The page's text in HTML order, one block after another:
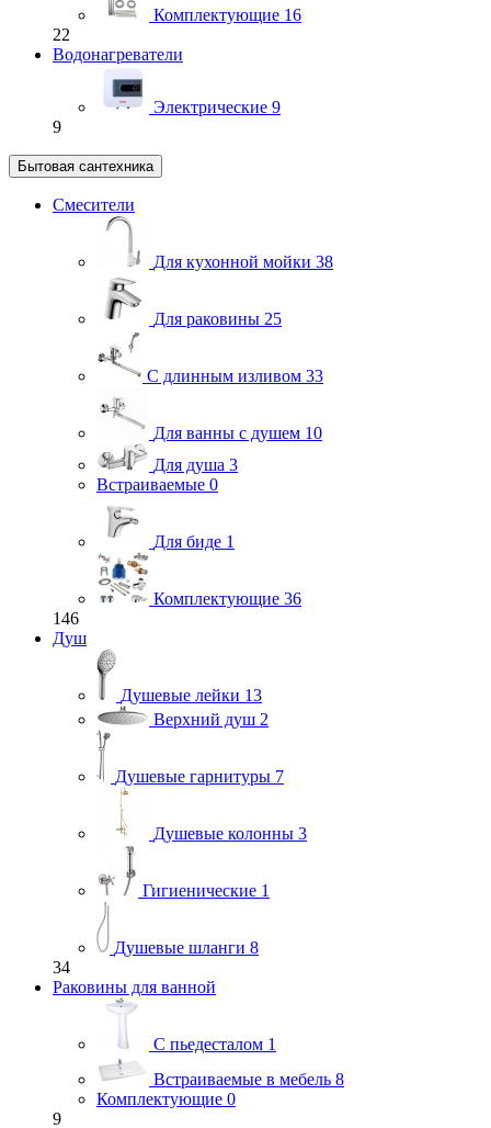
Комплектующие 16
22
Водонагреватели
Электрические 9
9
Бытовая сантехника
Смесители
Для кухонной мойки 38
Для раковины 25
С длинным изливом 33
Для ванны с душем 10
Для душа 3
Встраиваемые 0
Для биде 1
Комплектующие 36
146
Душ
Душевые лейки 13
Верхний душ 2
Душевые гарнитуры 7
Душевые колонны 3
Гигиенические 1
Душевые шланги 8
34
Раковины для ванной
С пьедесталом 1
Встраиваемые в мебель 8
Комплектующие 0
9